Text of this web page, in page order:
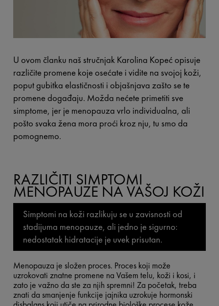
U ovom članku naš stručnjak Karolina Kopeć opisuje
različite promene koje osećate i vidite na svojoj koži,
poput gubitka elastičnosti i objašnjava zašto se te
promene događaju. Možda nećete primetiti sve
simptome, jer je menopauza vrlo individualna, ali
pošto svaka žena mora proći kroz nju, tu smo da
pomognemo.
RAZLIČITI SIMPTOMI
MENOPAUZE NA VAŠOJ KOŽI
Simptomi na koži razlikuju se u zavisnosti od
stadijuma menopauze, ali jedno je sigurno:
nedostatak hidratacije je uvek prisutan.
Menopauza je složen proces. Proces koji može
uzrokovati znatne promene na Vašem telu, koži i kosi, i
zato je važno da ste za njih spremni! Za početak, treba
znati da smanjenje funkcije jajnika uzrokuje hormonski